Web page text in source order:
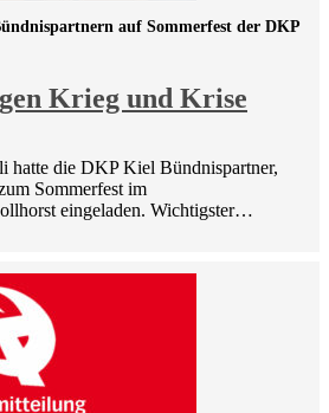
Krieg und Krise
auf Sommerfest der DKP
hatte die DKP Kiel Bündnispartner,
Sommerfest im
eingeladen. Wichtigster…